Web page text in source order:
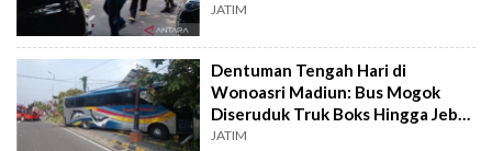
JATIM
Dentuman Tengah Hari di
Wonoasri Madiun: Bus Mogok
Diseruduk Truk Boks Hingga Jebol
Tembok Warga
JATIM